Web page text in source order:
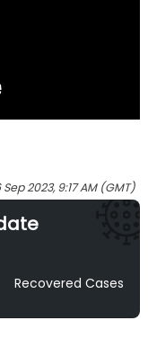
Sep 2023, 9:17 AM (GMT)
Recovered Cases